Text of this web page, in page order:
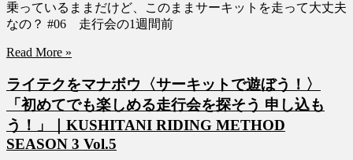
乗っているままだけど、このままサーキットを走って大丈夫
なの？ #06 走行会の1週間前
Read More »
ライテクをマナボウ〈サーキットで遊ぼう！〉
「初めてでも楽しめる走行会を探そう 申し込も
う！」｜KUSHITANI RIDING METHOD
SEASON 3 Vol.5